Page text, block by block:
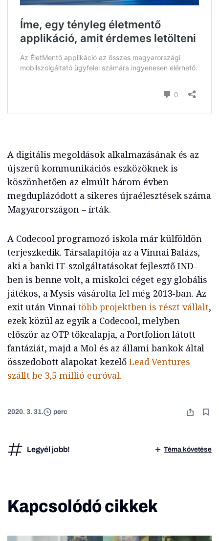
A digitális megoldások alkalmazásának és az
újszerű kommunikációs eszközöknek is
köszönhetően az elmúlt három évben
megduplázódott a sikeres újraélesztések száma
Magyarországon – írták.
A Codecool programozó iskola már külföldön
terjeszkedik. Társalapítója az a Vinnai Balázs,
aki a banki IT-szolgáltatásokat fejlesztő IND-
ben is benne volt, a miskolci céget egy globális
játékos, a Mysis vásárolta fel még 2013-ban. Az
exit után Vinnai több projektben is részt vállalt,
ezek közül az egyik a Codecool, melyben
először az OTP tőkealapja, a Portfolion látott
fantáziát, majd a Mol és az állami bankok által
összedobott alapokat kezelő Lead Ventures
szállt be 3,5 millió euróval.
2020. 3. 31. perc
Legyél jobb! Téma követése
Kapcsolódó cikkek